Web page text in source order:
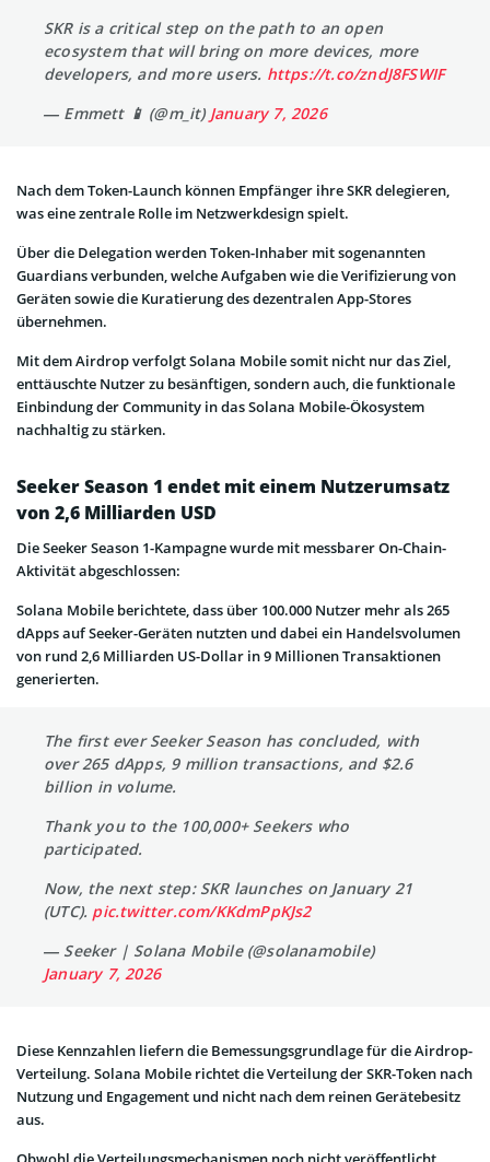
SKR is a critical step on the path to an open
ecosystem that will bring on more devices, more
developers, and more users. https://t.co/zndJ8FSWIF
— Emmett 📱 (@m_it) January 7, 2026
Nach dem Token-Launch können Empfänger ihre SKR delegieren,
was eine zentrale Rolle im Netzwerkdesign spielt.
Über die Delegation werden Token-Inhaber mit sogenannten
Guardians verbunden, welche Aufgaben wie die Verifizierung von
Geräten sowie die Kuratierung des dezentralen App-Stores
übernehmen.
Mit dem Airdrop verfolgt Solana Mobile somit nicht nur das Ziel,
enttäuschte Nutzer zu besänftigen, sondern auch, die funktionale
Einbindung der Community in das Solana Mobile-Ökosystem
nachhaltig zu stärken.
Seeker Season 1 endet mit einem Nutzerumsatz
von 2,6 Milliarden USD
Die Seeker Season 1-Kampagne wurde mit messbarer On-Chain-
Aktivität abgeschlossen:
Solana Mobile berichtete, dass über 100.000 Nutzer mehr als 265
dApps auf Seeker-Geräten nutzten und dabei ein Handelsvolumen
von rund 2,6 Milliarden US-Dollar in 9 Millionen Transaktionen
generierten.
The first ever Seeker Season has concluded, with
over 265 dApps, 9 million transactions, and $2.6
billion in volume.
Thank you to the 100,000+ Seekers who
participated.
Now, the next step: SKR launches on January 21
(UTC). pic.twitter.com/KKdmPpKJs2
— Seeker | Solana Mobile (@solanamobile)
January 7, 2026
Diese Kennzahlen liefern die Bemessungsgrundlage für die Airdrop-
Verteilung. Solana Mobile richtet die Verteilung der SKR-Token nach
Nutzung und Engagement und nicht nach dem reinen Gerätebesitz
aus.